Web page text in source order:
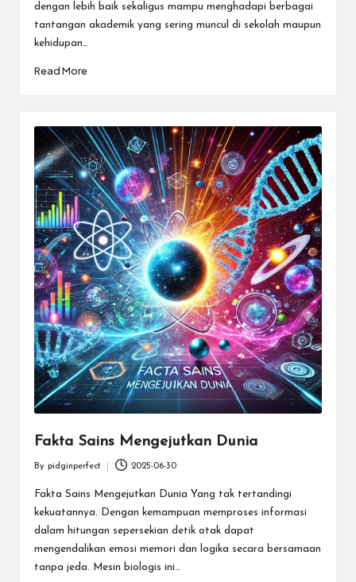
dengan lebih baik sekaligus mampu menghadapi berbagai
tantangan akademik yang sering muncul di sekolah maupun
kehidupan…
Read More
Fakta Sains Mengejutkan Dunia
by
By pidginperfect 2025-06-30
Fakta Sains Mengejutkan Dunia Yang tak tertandingi
kekuatannya. Dengan kemampuan memproses informasi
dalam hitungan sepersekian detik otak dapat
mengendalikan emosi memori dan logika secara bersamaan
tanpa jeda. Mesin biologis ini…